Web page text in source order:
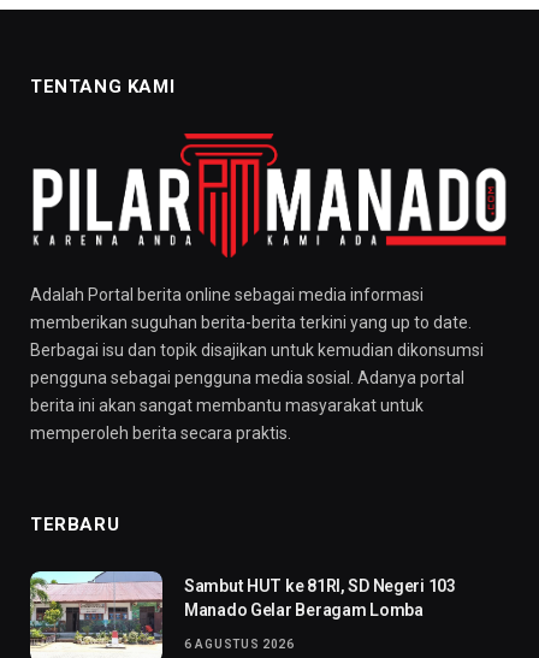
TENTANG KAMI
Adalah Portal berita online sebagai media informasi
memberikan suguhan berita-berita terkini yang up to date.
Berbagai isu dan topik disajikan untuk kemudian dikonsumsi
pengguna sebagai pengguna media sosial. Adanya portal
berita ini akan sangat membantu masyarakat untuk
memperoleh berita secara praktis.
TERBARU
Sambut HUT ke 81RI, SD Negeri 103
Manado Gelar Beragam Lomba
6 AGUSTUS 2026